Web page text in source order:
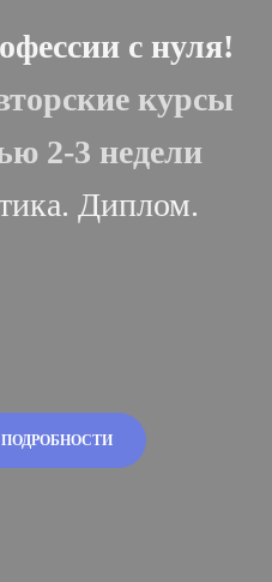
с нуля!
курсы
2-3 недели
Диплом.